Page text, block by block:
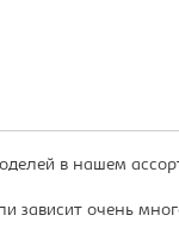
в нашем
зависит очень